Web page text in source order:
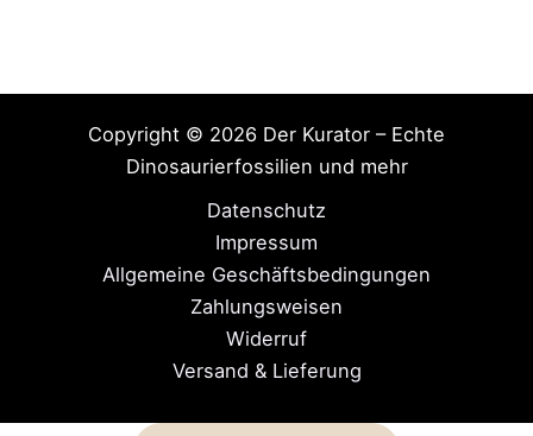
Copyright © 2026 Der Kurator – Echte
Dinosaurierfossilien und mehr
Datenschutz
Impressum
Allgemeine Geschäftsbedingungen
Zahlungsweisen
Widerruf
Versand & Lieferung